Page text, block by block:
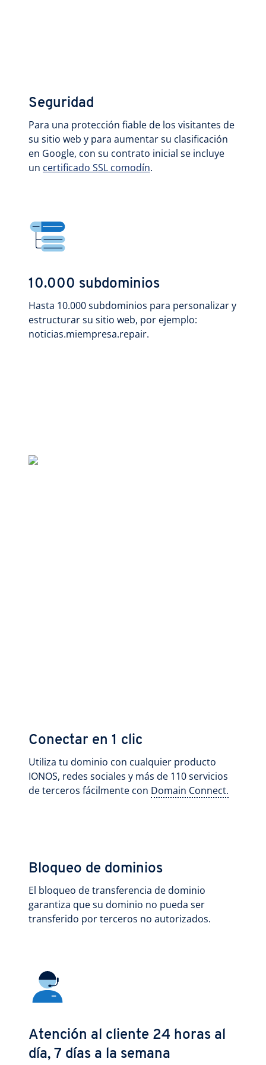
Seguridad
Para una protección fiable de los visitantes de
su sitio web y para aumentar su clasificación
en Google, con su contrato inicial se incluye
un certificado SSL comodín.
10.000 subdominios
Hasta 10.000 subdominios para personalizar y
estructurar su sitio web, por ejemplo:
noticias.miempresa.repair.
Conectar en 1 clic
Utiliza tu dominio con cualquier producto
IONOS, redes sociales y más de 110 servicios
de terceros fácilmente con Domain Connect.
Bloqueo de dominios
El bloqueo de transferencia de dominio
garantiza que su dominio no pueda ser
transferido por terceros no autorizados.
Atención al cliente 24 horas al
día, 7 días a la semana